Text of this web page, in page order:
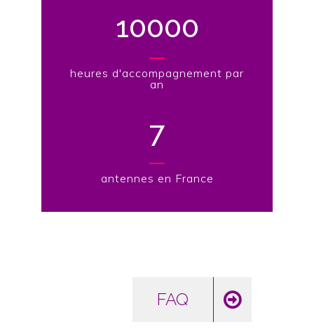
10000
heures d'accompagnement par
an
7
antennes en France
FAQ